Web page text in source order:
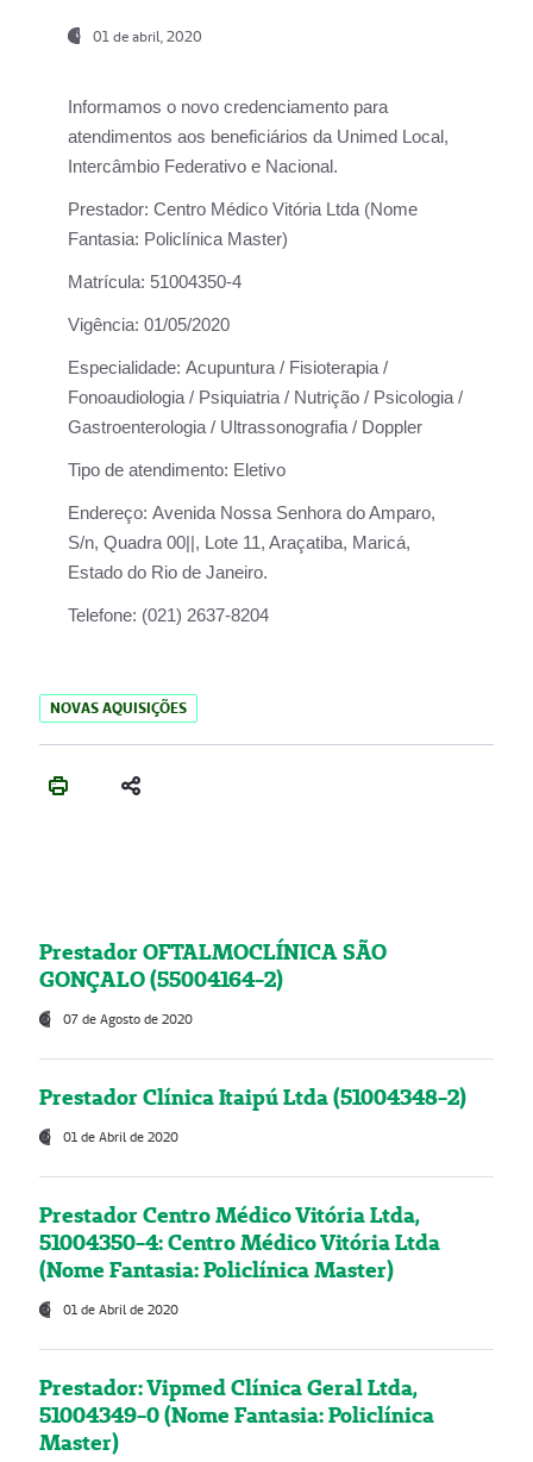
01 de abril, 2020
Informamos o novo credenciamento para
atendimentos aos beneficiários da Unimed Local,
Intercâmbio Federativo e Nacional.
Prestador: Centro Médico Vitória Ltda (Nome
Fantasia: Policlínica Master)
Matrícula: 51004350-4
Vigência: 01/05/2020
Especialidade: Acupuntura / Fisioterapia /
Fonoaudiologia / Psiquiatria / Nutrição / Psicologia /
Gastroenterologia / Ultrassonografia / Doppler
Tipo de atendimento: Eletivo
Endereço: Avenida Nossa Senhora do Amparo,
S/n, Quadra 00||, Lote 11, Araçatiba, Maricá,
Estado do Rio de Janeiro.
Telefone: (021) 2637-8204
NOVAS AQUISIÇÕES
Prestador OFTALMOCLÍNICA SÃO
GONÇALO (55004164-2)
07 de Agosto de 2020
Prestador Clínica Itaipú Ltda (51004348-2)
01 de Abril de 2020
Prestador Centro Médico Vitória Ltda,
51004350-4: Centro Médico Vitória Ltda
(Nome Fantasia: Policlínica Master)
01 de Abril de 2020
Prestador: Vipmed Clínica Geral Ltda,
51004349-0 (Nome Fantasia: Policlínica
Master)